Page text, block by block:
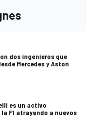
dos ingenieros que
Mercedes y Aston
es un activo
F1 atrayendo a nuevos